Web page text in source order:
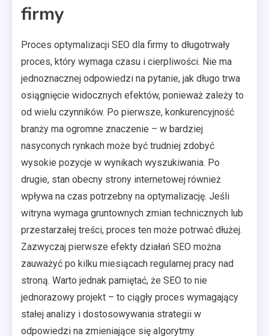
firmy
Proces optymalizacji SEO dla firmy to długotrwały
proces, który wymaga czasu i cierpliwości. Nie ma
jednoznacznej odpowiedzi na pytanie, jak długo trwa
osiągnięcie widocznych efektów, ponieważ zależy to
od wielu czynników. Po pierwsze, konkurencyjność
branży ma ogromne znaczenie – w bardziej
nasyconych rynkach może być trudniej zdobyć
wysokie pozycje w wynikach wyszukiwania. Po
drugie, stan obecny strony internetowej również
wpływa na czas potrzebny na optymalizację. Jeśli
witryna wymaga gruntownych zmian technicznych lub
przestarzałej treści, proces ten może potrwać dłużej.
Zazwyczaj pierwsze efekty działań SEO można
zauważyć po kilku miesiącach regularnej pracy nad
stroną. Warto jednak pamiętać, że SEO to nie
jednorazowy projekt – to ciągły proces wymagający
stałej analizy i dostosowywania strategii w
odpowiedzi na zmieniające się algorytmy